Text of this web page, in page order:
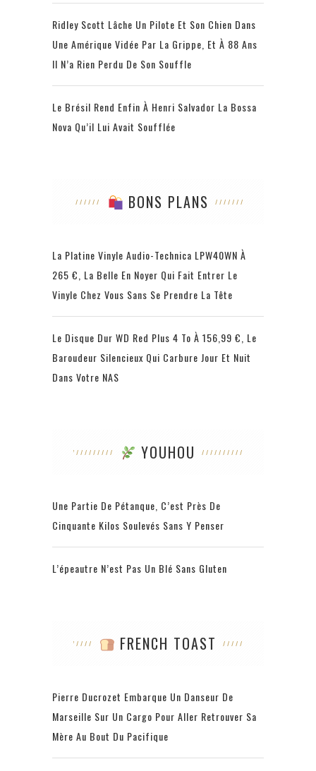
Ridley Scott Lâche Un Pilote Et Son Chien Dans
Une Amérique Vidée Par La Grippe, Et À 88 Ans
Il N’a Rien Perdu De Son Souffle
Le Brésil Rend Enfin À Henri Salvador La Bossa
Nova Qu’il Lui Avait Soufflée
BONS PLANS
La Platine Vinyle Audio-Technica LPW40WN À
265 €, La Belle En Noyer Qui Fait Entrer Le
Vinyle Chez Vous Sans Se Prendre La Tête
Le Disque Dur WD Red Plus 4 To À 156,99 €, Le
Baroudeur Silencieux Qui Carbure Jour Et Nuit
Dans Votre NAS
YOUHOU
Une Partie De Pétanque, C’est Près De
Cinquante Kilos Soulevés Sans Y Penser
L’épeautre N’est Pas Un Blé Sans Gluten
FRENCH TOAST
Pierre Ducrozet Embarque Un Danseur De
Marseille Sur Un Cargo Pour Aller Retrouver Sa
Mère Au Bout Du Pacifique